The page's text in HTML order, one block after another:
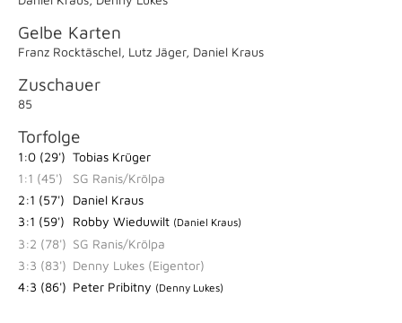
Gelbe Karten
Franz Rocktäschel, Lutz Jäger, Daniel Kraus
Zuschauer
85
Torfolge
1:0 (29') Tobias Krüger
1:1 (45')
SG Ranis/Krölpa
2:1 (57')
Daniel Kraus
3:1 (59')
Robby Wieduwilt (Daniel Kraus)
3:2 (78') SG Ranis/Krölpa
3:3 (83') Denny Lukes (Eigentor)
4:3 (86') Peter Pribitny (Denny Lukes)